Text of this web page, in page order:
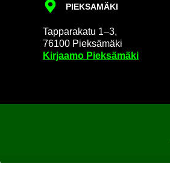
PIEK­SA­MÄ­KI
Tap­pa­ra­ka­tu 1–3,
76100 Piek­sä­mä­ki
Kir­jaa­mo Piek­sä­mä­ki